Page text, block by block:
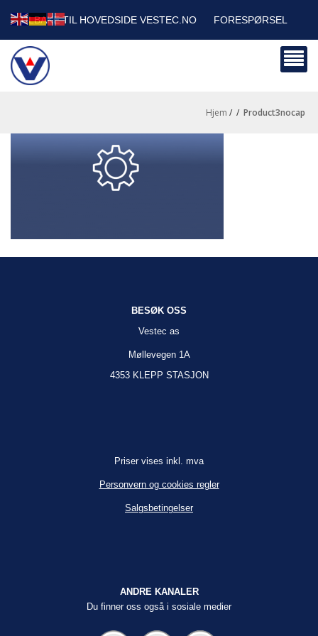
TILBAKE TIL HOVEDSIDE VESTEC.NO FORESPØRSEL
HANDLEVOGN
BEDRIFTSKUNDER
Hjem / / product3nocap
BESØK OSS
Vestec as
Møllevegen 1A
4353 KLEPP STASJON
Priser vises inkl. mva
Personvern og cookies regler
Salgsbetingelser
ANDRE KANALER
Du finner oss også i sosiale medier